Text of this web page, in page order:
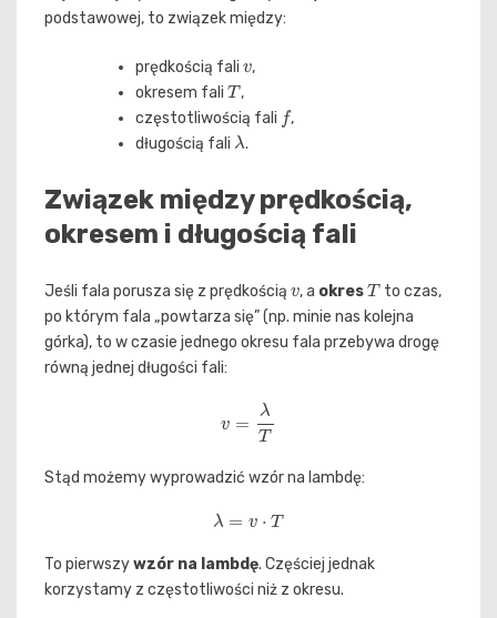
podstawowej, to związek między:
prędkością fali
,
okresem fali
T
,
częstotliwością fali
f
,
długością fali
λ
.
Związek między prędkością,
okresem i długością fali
Jeśli fala porusza się z prędkością , a okres
T
to czas,
po którym fala „powtarza się” (np. minie nas kolejna
górka), to w czasie jednego okresu fala przebywa drogę
równą jednej długości fali:
T
Stąd możemy wyprowadzić wzór na lambdę:
λ= v⋅ T
To pierwszywzór na lambdę. Częściej jednak
korzystamy z częstotliwości niż z okresu.